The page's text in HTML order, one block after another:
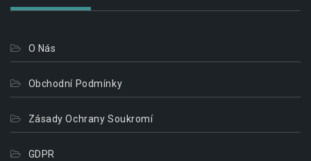
O Nás
Obchodní Podmínky
Zásady Ochrany Soukromí
GDPR